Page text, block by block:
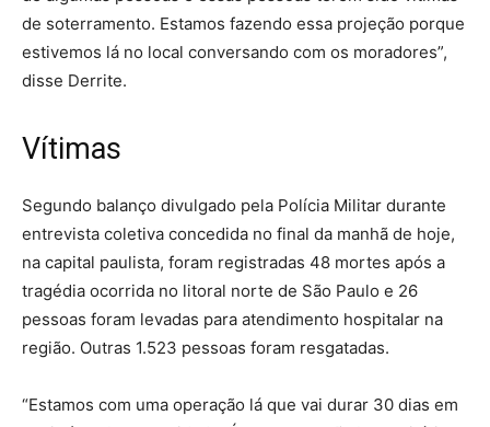
de soterramento. Estamos fazendo essa projeção porque
estivemos lá no local conversando com os moradores”,
disse Derrite.
Vítimas
Segundo balanço divulgado pela Polícia Militar durante
entrevista coletiva concedida no final da manhã de hoje,
na capital paulista, foram registradas 48 mortes após a
tragédia ocorrida no litoral norte de São Paulo e 26
pessoas foram levadas para atendimento hospitalar na
região. Outras 1.523 pessoas foram resgatadas.
“Estamos com uma operação lá que vai durar 30 dias em